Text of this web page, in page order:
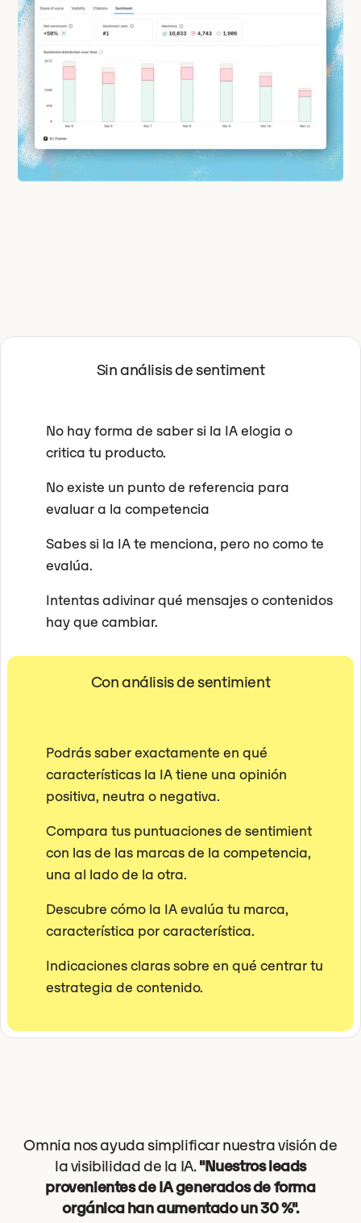
Sin análisis de sentiment
No hay forma de saber si la IA elogia o
critica tu producto.
No existe un punto de referencia para
evaluar a la competencia
Sabes si la IA te menciona, pero no como te
evalúa.
Intentas adivinar qué mensajes o contenidos
hay que cambiar.
Con análisis de sentimient
Podrás saber exactamente en qué
características la IA tiene una opinión
positiva, neutra o negativa.
Compara tus puntuaciones de sentimient
con las de las marcas de la competencia,
una al lado de la otra.
Descubre cómo la IA evalúa tu marca,
característica por característica.
Indicaciones claras sobre en qué centrar tu
estrategia de contenido.
Omnia nos ayuda simplificar nuestra visión de
la visibilidad de la IA."Nuestros leads
provenientes de IA generados de forma
orgánica han aumentado un 30 %".